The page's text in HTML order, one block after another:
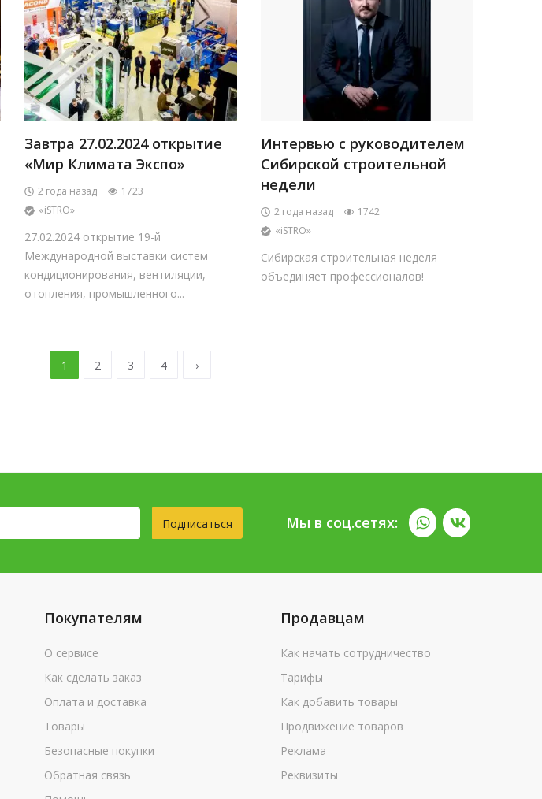
Завтра 27.02.2024 открытие
«Мир Климата Экспо»
2 года назад
1723
«iSTRO»
27.02.2024 открытие 19-й
Международной выставки систем
кондиционирования, вентиляции,
отопления, промышленного...
Интервью с руководителем
Сибирской строительной
недели
2 года назад
1742
«iSTRO»
Сибирская строительная неделя
объединяет профессионалов!
1 2 3 4 ›
Подписаться Мы в соц.сетях:
Покупателям
О сервисе
Как сделать заказ
Оплата и доставка
Товары
Безопасные покупки
Обратная связь
Продавцам
Как начать сотрудничество
Тарифы
Как добавить товары
Продвижение товаров
Реклама
Реквизиты